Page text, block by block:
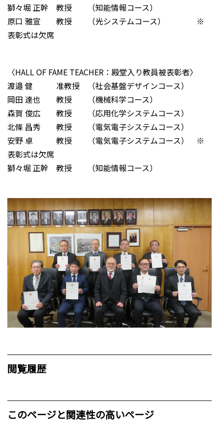
獅々堀 正幹 教授 （知能情報コース）
原口 雅宣 教授 （光システムコース） ※
表彰式は欠席
〈HALL OF FAME TEACHER：殿堂入り教員被表彰者〉
渡邉 健 准教授 （社会基盤デザインコース）
岡田 達也 教授 （機械科学コース）
森賀 俊広 教授 （応用化学システムコース）
北條 昌秀 教授 （電気電子システムコース）
安野 卓 教授 （電気電子システムコース） ※
表彰式は欠席
獅々堀 正幹 教授 （知能情報コース）
閲覧履歴
このページと関連性の高いページ